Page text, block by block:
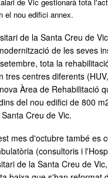
el nou edifici annex.
de la Santa Creu de
de les seves
tota la
tres centres diferents
Àrea de Rehabilitació
del nou edifici de 800
Creu de Vic.
mes d'octubre també es
(consultoris i
de la Santa Creu de